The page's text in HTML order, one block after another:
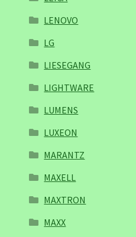
LENOVO
LG
LIESEGANG
LIGHTWARE
LUMENS
LUXEON
MARANTZ
MAXELL
MAXTRON
MAXX